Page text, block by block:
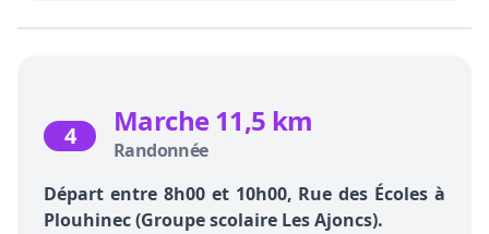
4 Marche 11,5 km
Randonnée
Départ entre 8h00 et 10h00, Rue des Écoles à
Plouhinec (Groupe scolaire Les Ajoncs).